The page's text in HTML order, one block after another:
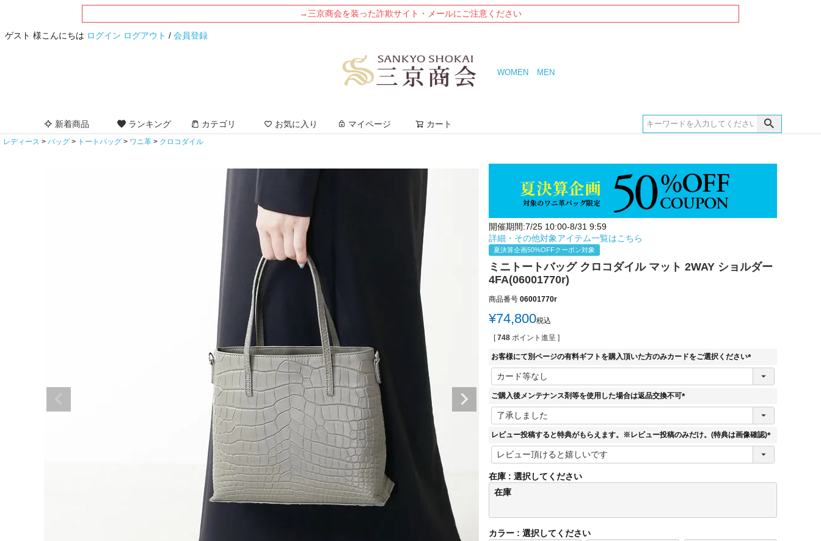
→三京商会を装った詐欺サイト・メールにご注意ください
ゲスト 様こんにちは ログイン ログアウト / 会員登録
WOMEN MEN
新着商品 ランキング カテゴリ お気に入り マイページ カート
レディース バッグ トートバッグ ワニ革 クロコダイル
開催期間:7/25 10:00-8/31 9:59
詳細・その他対象アイテム一覧はこちら
夏決算企画50%OFFクーポン対象
ミニトートバッグ クロコダイル マット 2WAY ショルダー
4FA(06001770r)
商品番号 06001770r
¥74,800税込
[ 748 ポイント進呈 ]
お客様にて別ページの有料ギフトを購入頂いた方のみカードをご選択ください
(
ご購入後メンテナンス剤等を使用した場合は返品交換不可
(
須
レビュー投稿すると特典がもらえます。※レビュー投稿のみだけ。(特典は画像確認)
(
)
在庫
選択してください
在庫
カラー 選択してください